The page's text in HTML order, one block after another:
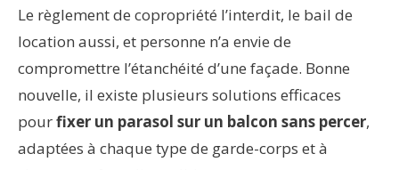
Le règlement de copropriété l’interdit, le bail de
location aussi, et personne n’a envie de
compromettre l’étanchéité d’une façade. Bonne
nouvelle, il existe plusieurs solutions efficaces
pourfixer un parasol sur un balcon sans percer,
adaptées à chaque type de garde-corps et à